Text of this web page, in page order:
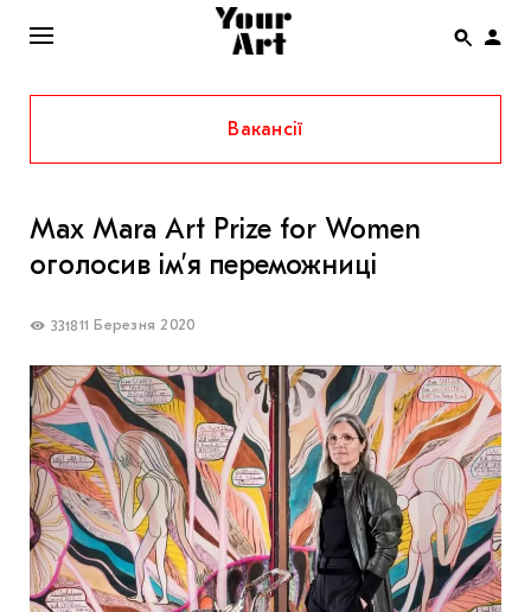
ENG
НОВИНИ
ІНТЕРВ’Ю
КОЛОНКИ
СПЕЦПРОЄКТИ
THE UKRAINIAN PAVILION AT VENICE BIENNALE
2022
МАРІУПОЛЬСЬКІ МАРГІНАЛІЇ
ДОСЛІДНИЦЬКА ПЛАТФОРМА
Вакансії
Max Mara Art Prize for Women
оголосив ім’я переможниці
331811 Березня 2020